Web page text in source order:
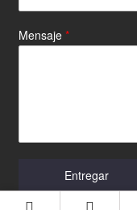
Mensaje *
Entregar